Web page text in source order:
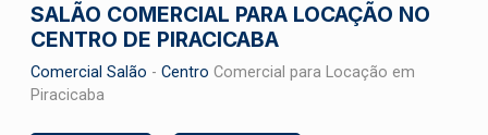
SALÃO COMERCIAL PARA LOCAÇÃO NO
CENTRO DE PIRACICABA
Comercial Salão - Centro Comercial para Locação em
Piracicaba